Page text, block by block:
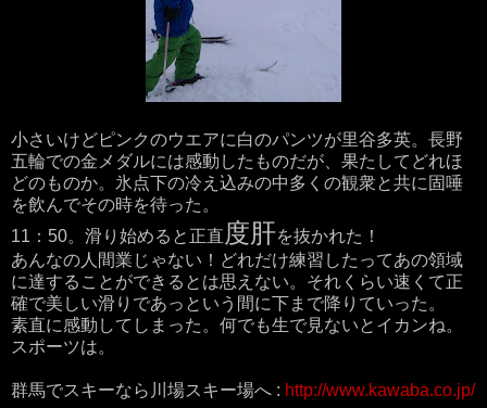
小さいけどピンクのウエアに白のパンツが里谷多英。長野
五輪での金メダルには感動したものだが、果たしてどれほ
どのものか。氷点下の冷え込みの中多くの観衆と共に固唾
を飲んでその時を待った。
11：50。滑り始めると正直 度肝を抜かれた！
あんなの人間業じゃない！どれだけ練習したってあの領域
に達することができるとは思えない。それくらい速くて正
確で美しい滑りであっという間に下まで降りていった。
素直に感動してしまった。何でも生で見ないとイカンね。
スポーツは。
群馬でスキーなら川場スキー場へ : http://www.kawaba.co.jp/